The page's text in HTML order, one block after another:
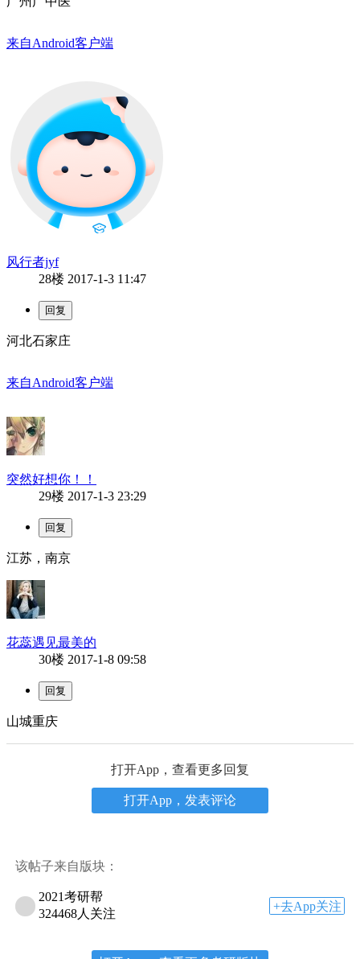
来自Android客户端
风行者jyf
28楼 2017-1-3 11:47
河北石家庄
来自Android客户端
突然好想你！！
29楼 2017-1-3 23:29
江苏，南京
花蕊遇见最美的
30楼 2017-1-8 09:58
山城重庆
打开App，查看更多回复
打开App，发表评论
该帖子来自版块：
2021考研帮
324468人关注
+去App关注